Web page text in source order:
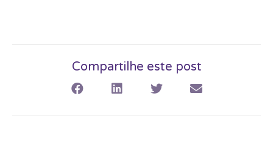
Compartilhe este post